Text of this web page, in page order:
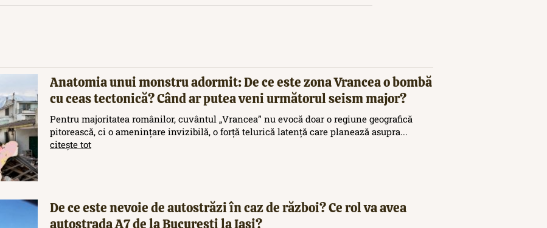
Anatomia unui monstru adormit: De ce este zona Vrancea o bombă
cu ceas tectonică? Când ar putea veni următorul seism major?
Pentru majoritatea românilor, cuvântul „Vrancea” nu evocă doar o regiune geografică
pitorească, ci o amenințare invizibilă, o forță telurică latență care planează asupra...
citește tot
De ce este nevoie de autostrăzi în caz de război? Ce rol va avea
autostrada A7 de la București la Iași?